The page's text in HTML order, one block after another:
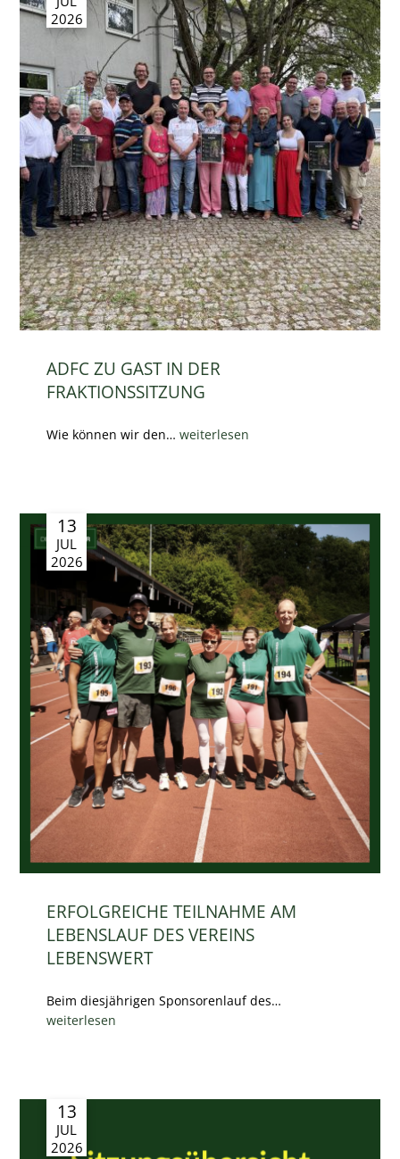
2026
ADFC ZU GAST IN DER
FRAKTIONSSITZUNG
Wie können wir den…weiterlesen
13
JUL
2026
ERFOLGREICHE TEILNAHME AM
LEBENSLAUF DES VEREINS
LEBENSWERT
Beim diesjährigen Sponsorenlauf des…
weiterlesen
13
JUL
2026